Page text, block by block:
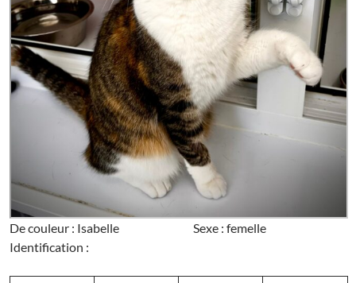
De couleur : Isabelle Sexe : femelle
Identification :